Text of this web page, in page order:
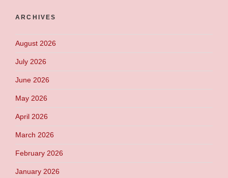
ARCHIVES
August 2026
July 2026
June 2026
May 2026
April 2026
March 2026
February 2026
January 2026